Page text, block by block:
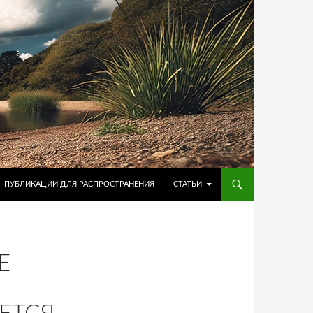
ПУБЛИКАЦИИ ДЛЯ РАСПРОСТРАНЕНИЯ СТАТЬИ